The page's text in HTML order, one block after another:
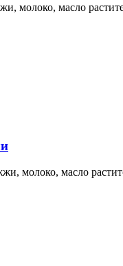
молоко, масло
молоко, масло